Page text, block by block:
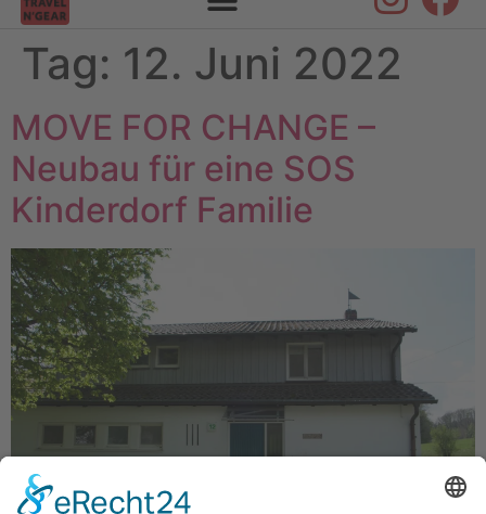
Tag: 12. Juni 2022
MOVE FOR CHANGE –
Neubau für eine SOS
Kinderdorf Familie